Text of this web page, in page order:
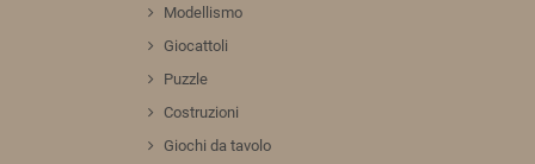
Modellismo
Giocattoli
Puzzle
Costruzioni
Giochi da tavolo